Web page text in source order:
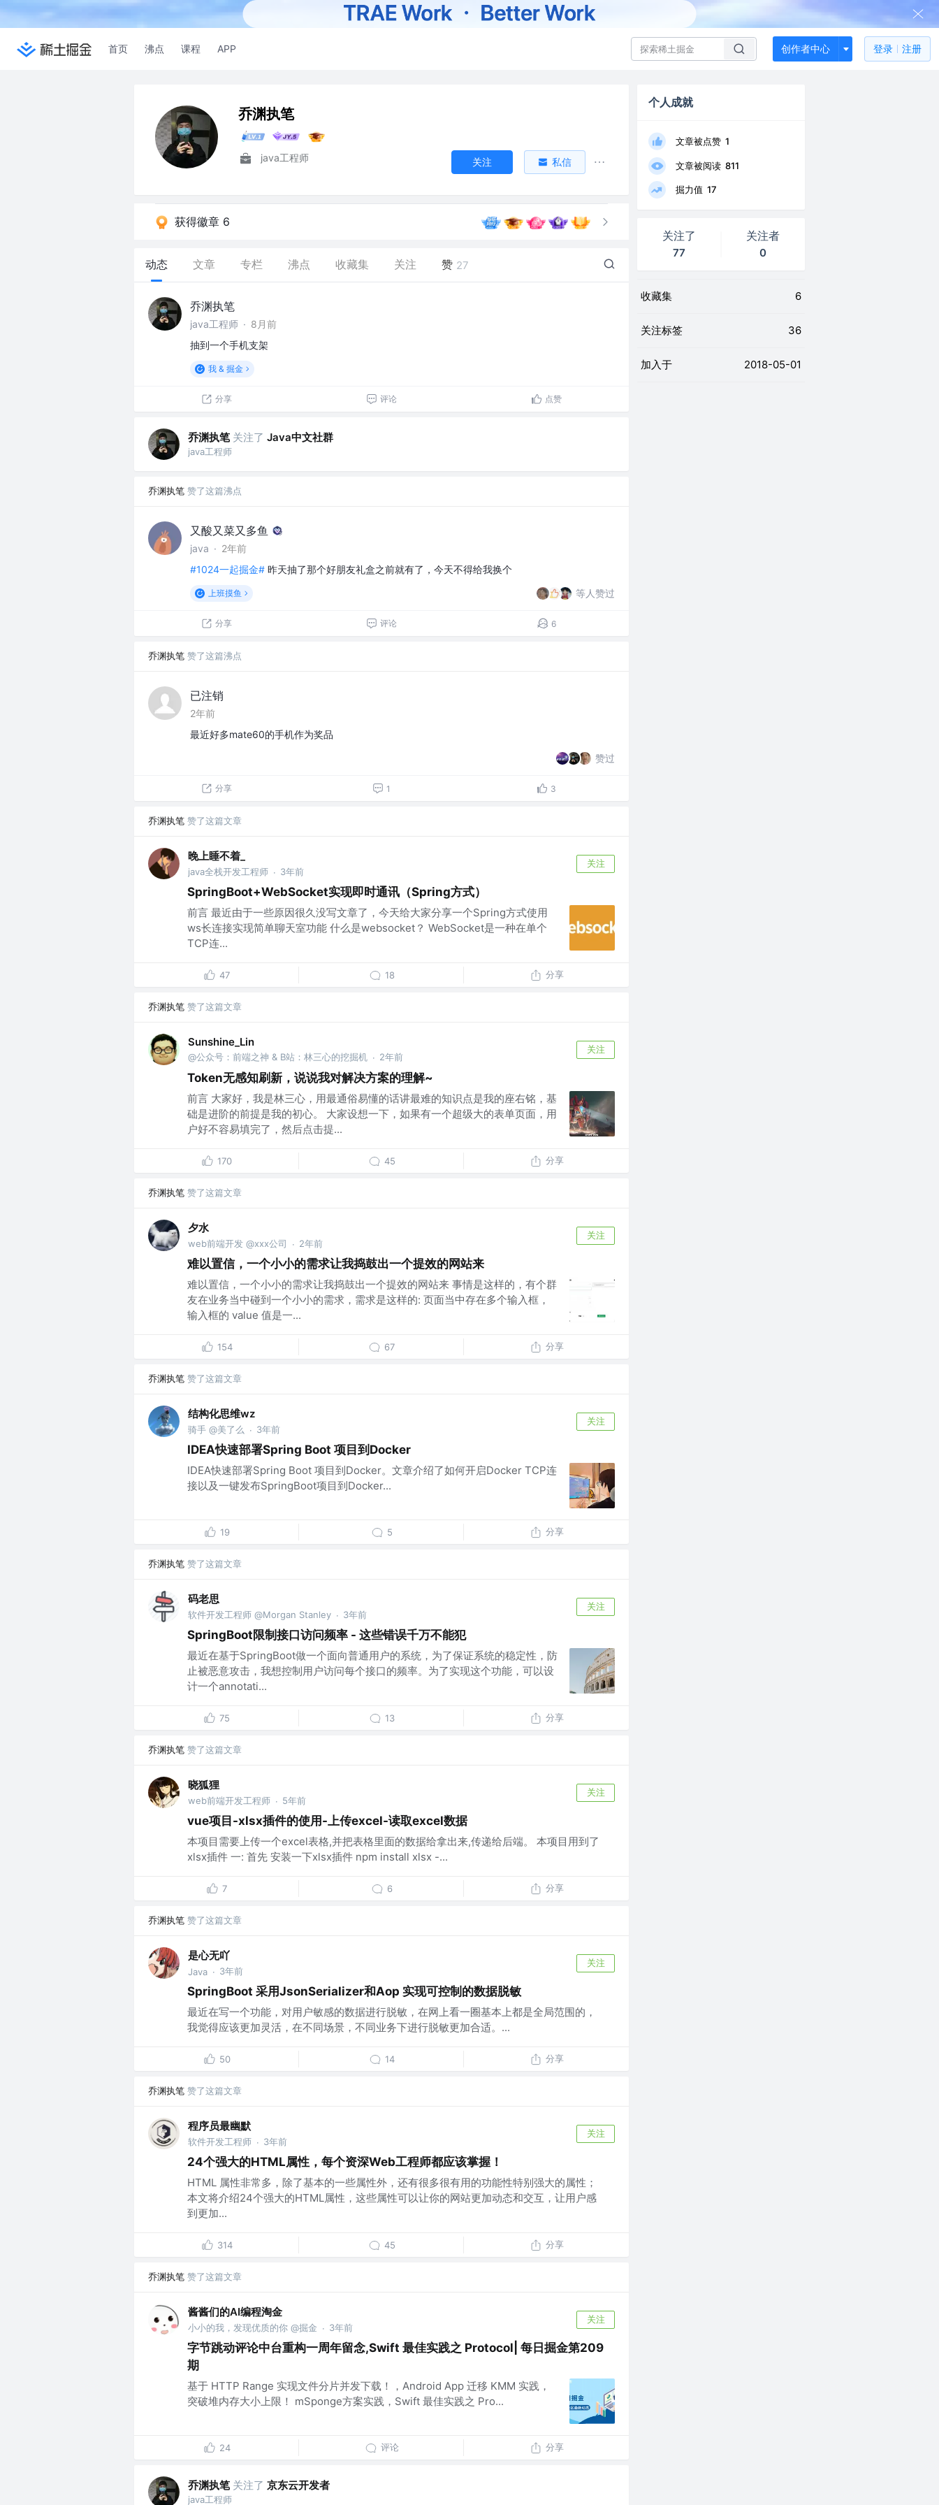
首页 沸点 课程 APP 创作者中心 登录 注册
乔渊执笔
java工程师 关注 私信
获得徽章 6
动态 文章 专栏 沸点 收藏集 关注 赞 27
乔渊执笔
java工程师 · 8月前
抽到一个手机支架
我 & 掘金
分享 评论 点赞
乔渊执笔 关注了 Java中文社群
java工程师
乔渊执笔 赞了这篇沸点
又酸又菜又多鱼
java · 2年前
#1024一起掘金# 昨天抽了那个好朋友礼盒之前就有了，今天不得给我换个
上班摸鱼 等人赞过
分享 评论 6
乔渊执笔 赞了这篇沸点
已注销
2年前
最近好多mate60的手机作为奖品
赞过
分享 1 3
乔渊执笔 赞了这篇文章
晚上睡不着_
java全栈开发工程师 · 3年前
关注
SpringBoot+WebSocket实现即时通讯（Spring方式）
前言 最近由于一些原因很久没写文章了，今天给大家分享一个Spring方式使用
ws长连接实现简单聊天室功能 什么是websocket？ WebSocket是一种在单个
TCP连...
47 18 分享
乔渊执笔 赞了这篇文章
Sunshine_Lin
@公众号：前端之神 & B站：林三心的挖掘机 · 2年前
关注
Token无感知刷新，说说我对解决方案的理解~
前言 大家好，我是林三心，用最通俗易懂的话讲最难的知识点是我的座右铭，基
础是进阶的前提是我的初心。 大家设想一下，如果有一个超级大的表单页面，用
户好不容易填完了，然后点击提...
170 45 分享
乔渊执笔 赞了这篇文章
夕水
web前端开发 @xxx公司 · 2年前
关注
难以置信，一个小小的需求让我捣鼓出一个提效的网站来
难以置信，一个小小的需求让我捣鼓出一个提效的网站来 事情是这样的，有个群
友在业务当中碰到一个小小的需求，需求是这样的: 页面当中存在多个输入框，
输入框的 value 值是一...
154 67 分享
乔渊执笔 赞了这篇文章
结构化思维wz
骑手 @美了么 · 3年前
关注
IDEA快速部署Spring Boot 项目到Docker
IDEA快速部署Spring Boot 项目到Docker。文章介绍了如何开启Docker TCP连
接以及一键发布SpringBoot项目到Docker...
19 5 分享
乔渊执笔 赞了这篇文章
码老思
软件开发工程师 @Morgan Stanley · 3年前
关注
SpringBoot限制接口访问频率 - 这些错误千万不能犯
最近在基于SpringBoot做一个面向普通用户的系统，为了保证系统的稳定性，防
止被恶意攻击，我想控制用户访问每个接口的频率。为了实现这个功能，可以设
计一个annotati...
75 13 分享
乔渊执笔 赞了这篇文章
晓狐狸
web前端开发工程师 · 5年前
关注
vue项目-xlsx插件的使用-上传excel-读取excel数据
本项目需要上传一个excel表格,并把表格里面的数据给拿出来,传递给后端。 本项目用到了
xlsx插件 一: 首先 安装一下xlsx插件 npm install xlsx -...
7 6 分享
乔渊执笔 赞了这篇文章
是心无吖
Java · 3年前
关注
SpringBoot 采用JsonSerializer和Aop 实现可控制的数据脱敏
最近在写一个功能，对用户敏感的数据进行脱敏，在网上看一圈基本上都是全局范围的，
我觉得应该更加灵活，在不同场景，不同业务下进行脱敏更加合适。...
50 14 分享
乔渊执笔 赞了这篇文章
程序员最幽默
软件开发工程师 · 3年前
关注
24个强大的HTML属性，每个资深Web工程师都应该掌握！
HTML 属性非常多，除了基本的一些属性外，还有很多很有用的功能性特别强大的属性；
本文将介绍24个强大的HTML属性，这些属性可以让你的网站更加动态和交互，让用户感
到更加...
314 45 分享
乔渊执笔 赞了这篇文章
酱酱们的AI编程淘金
小小的我，发现优质的你 @掘金 · 3年前
关注
字节跳动评论中台重构一周年留念,Swift 最佳实践之 Protocol| 每日掘金第209
期
基于 HTTP Range 实现文件分片并发下载！，Android App 迁移 KMM 实践，
突破堆内存大小上限！ mSponge方案实践，Swift 最佳实践之 Pro...
24 评论 分享
乔渊执笔 关注了 京东云开发者
java工程师
个人成就
文章被点赞 1
文章被阅读 811
掘力值 17
关注了
77
关注者
0
收藏集 6
关注标签 36
加入于 2018-05-01